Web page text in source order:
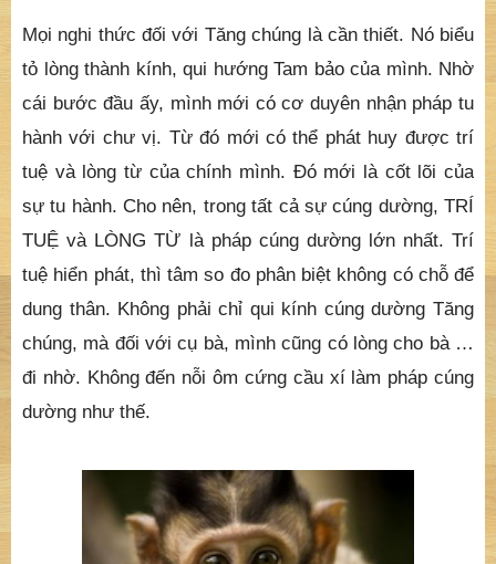
Mọi nghi thức đối với Tăng chúng là cần thiết. Nó biểu
tỏ lòng thành kính, qui hướng Tam bảo của mình. Nhờ
cái bước đầu ấy, mình mới có cơ duyên nhận pháp tu
hành với chư vị. Từ đó mới có thể phát huy được trí
tuệ và lòng từ của chính mình. Đó mới là cốt lõi của
sự tu hành. Cho nên, trong tất cả sự cúng dường, TRÍ
TUỆ và LÒNG TỪ là pháp cúng dường lớn nhất. Trí
tuệ hiển phát, thì tâm so đo phân biệt không có chỗ để
dung thân. Không phải chỉ qui kính cúng dường Tăng
chúng, mà đối với cụ bà, mình cũng có lòng cho bà …
đi nhờ. Không đến nỗi ôm cứng cầu xí làm pháp cúng
dường như thế.